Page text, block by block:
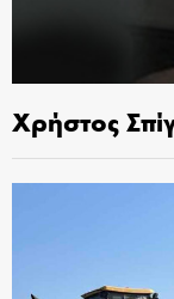
Χρήστος